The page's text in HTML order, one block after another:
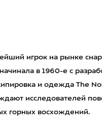
игрок на рынке
в 1960-е с
и одежда The
исследователей
горных восхождений.